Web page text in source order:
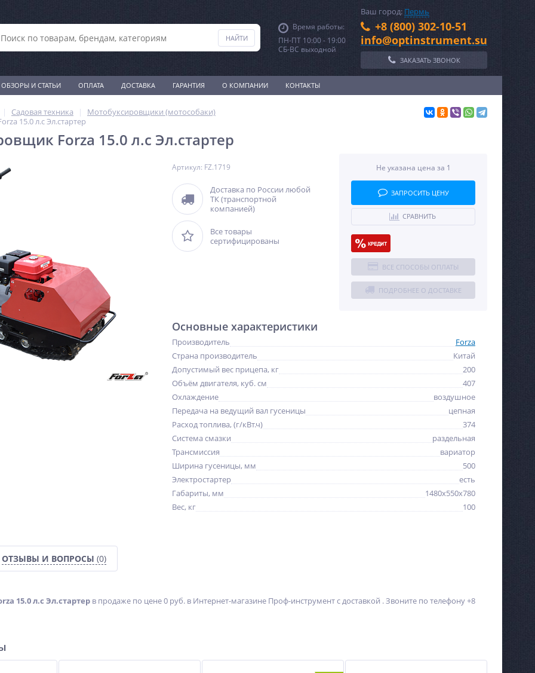
Время работы:
ПН-ПТ 10:00 - 19:00
СБ-ВС выходной
Ваш город: Пермь
+8 (800) 302-10-51
info@optinstrument.su
ЗАКАЗАТЬ ЗВОНОК
ОБЗОРЫ И СТАТЬИ ОПЛАТА ДОСТАВКА ГАРАНТИЯ О КОМПАНИИ КОНТАКТЫ
Мультипликатор
Сварочный полуавтомат
Садовая техника
Мотобуксировщики (мотособаки)
15.0 л.с Эл.стартер
Forza 15.0 л.с Эл.стартер
Артикул: FZ.1719
Доставка по России любой
ТК (транспортной
компанией)
Все товары
сертифицированы
Не указана цена за 1
ЗАПРОСИТЬ ЦЕНУ
СРАВНИТЬ
ВСЕ СПОСОБЫ ОПЛАТЫ
ПОДРОБНЕЕ О ДОСТАВКЕ
Основные характеристики
Производитель
Forza
Страна производитель
Китай
Допустимый вес прицепа, кг
200
Объём двигателя, куб. см
407
Охлаждение
воздушное
Передача на ведущий вал гусеницы
цепная
Расход топлива, (г/кВт.ч)
374
Система смазки
раздельная
Трансмиссия
вариатор
Ширина гусеницы, мм
500
Электростартер
есть
Габариты, мм
1480х550х780
Вес, кг
100
ОТЗЫВЫ И ВОПРОСЫ (0)
15.0 л.с Эл.стартер в продаже по цене 0 руб. в Интернет-магазине Проф-инструмент с доставкой . Звоните по телефону +8